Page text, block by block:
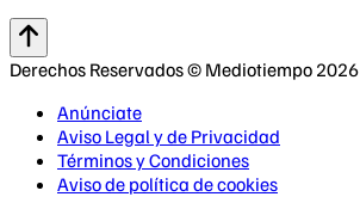
Derechos Reservados © Mediotiempo 2026
Anúnciate
Aviso Legal y de Privacidad
Términos y Condiciones
Aviso de política de cookies